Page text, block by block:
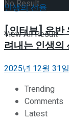
No Result
View All Result
[인터뷰] 은반
려내는 인생의
2025년 12월 31일
Trending
Comments
Latest